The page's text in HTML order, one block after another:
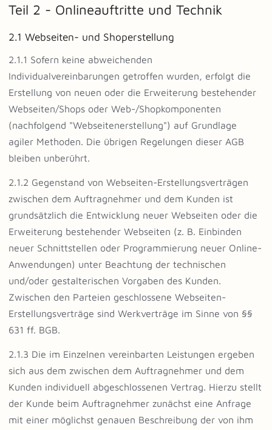
Teil 2 - Onlineauftritte und Technik
2.1 Webseiten- und Shoperstellung
2.1.1 Sofern keine abweichenden
Individualvereinbarungen getroffen wurden, erfolgt die
Erstellung von neuen oder die Erweiterung bestehender
Webseiten/Shops oder Web-/Shopkomponenten
(nachfolgend "Webseitenerstellung") auf Grundlage
agiler Methoden. Die übrigen Regelungen dieser AGB
bleiben unberührt.
2.1.2 Gegenstand von Webseiten-Erstellungsverträgen
zwischen dem Auftragnehmer und dem Kunden ist
grundsätzlich die Entwicklung neuer Webseiten oder die
Erweiterung bestehender Webseiten (z. B. Einbinden
neuer Schnittstellen oder Programmierung neuer Online-
Anwendungen) unter Beachtung der technischen
und/oder gestalterischen Vorgaben des Kunden.
Zwischen den Parteien geschlossene Webseiten-
Erstellungsverträge sind Werkverträge im Sinne von §§
631 ff. BGB.
2.1.3 Die im Einzelnen vereinbarten Leistungen ergeben
sich aus dem zwischen dem Auftragnehmer und dem
Kunden individuell abgeschlossenen Vertrag. Hierzu stellt
der Kunde beim Auftragnehmer zunächst eine Anfrage
mit einer möglichst genauen Beschreibung der von ihm